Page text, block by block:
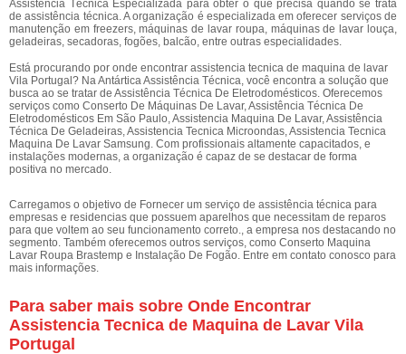
Assistência Técnica Especializada para obter o que precisa quando se trata
de assistência técnica. A organização é especializada em oferecer serviços de
manutenção em freezers, máquinas de lavar roupa, máquinas de lavar louça,
geladeiras, secadoras, fogões, balcão, entre outras especialidades.
Está procurando por onde encontrar assistencia tecnica de maquina de lavar
Vila Portugal? Na Antártica Assistência Técnica, você encontra a solução que
busca ao se tratar de Assistência Técnica De Eletrodomésticos. Oferecemos
serviços como Conserto De Máquinas De Lavar, Assistência Técnica De
Eletrodomésticos Em São Paulo, Assistencia Maquina De Lavar, Assistência
Técnica De Geladeiras, Assistencia Tecnica Microondas, Assistencia Tecnica
Maquina De Lavar Samsung. Com profissionais altamente capacitados, e
instalações modernas, a organização é capaz de se destacar de forma
positiva no mercado.
Carregamos o objetivo de Fornecer um serviço de assistência técnica para
empresas e residencias que possuem aparelhos que necessitam de reparos
para que voltem ao seu funcionamento correto., a empresa nos destacando no
segmento. Também oferecemos outros serviços, como Conserto Maquina
Lavar Roupa Brastemp e Instalação De Fogão. Entre em contato conosco para
mais informações.
Para saber mais sobre Onde Encontrar
Assistencia Tecnica de Maquina de Lavar Vila
Portugal